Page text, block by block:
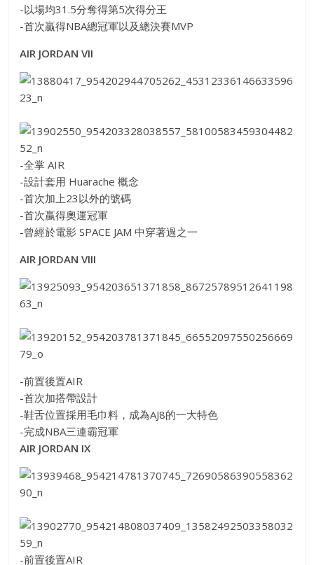
-以場均31.5分奪得第5次得分王
-首次贏得NBA總冠軍以及總決賽MVP
AIR JORDAN VII
-全掌 AIR
-設計套用 Huarache 概念
-首次加上23以外的號碼
-首次嬴得奧運冠軍
-曾經於電影 SPACE JAM 中穿著過之一
AIR JORDAN VIII
-前置後置AIR
-首次加搭帶設計
-鞋舌位置採用毛巾料，成為AJ8的一大特色
-完成NBA三連霸冠軍
AIR JORDAN IX
-前置後置AIR